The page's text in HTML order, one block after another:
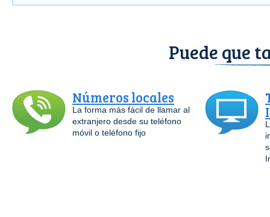
Puede que
Números locales
La forma más fácil de llamar al
extranjero desde su teléfono
móvil o teléfono fijo